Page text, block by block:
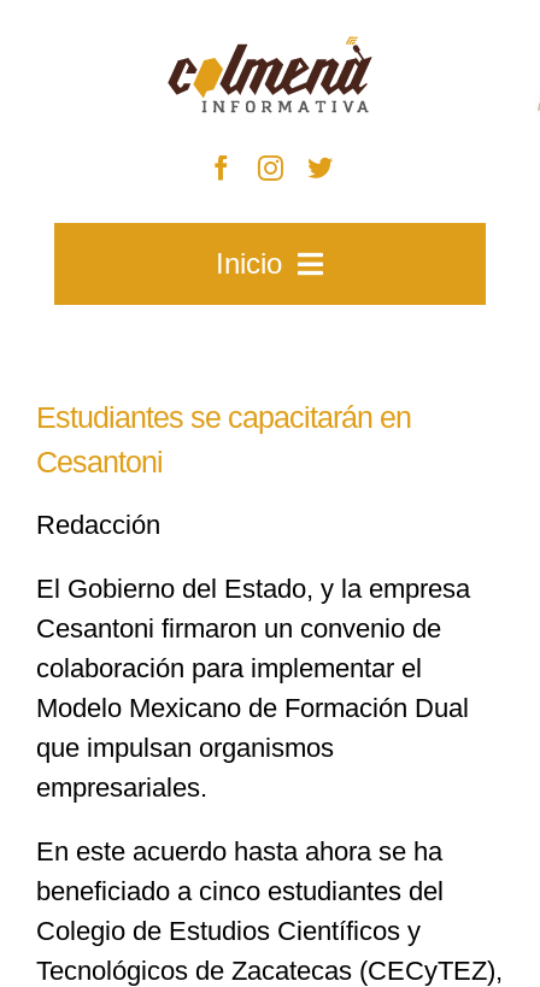
Inicio
Especiales
Nacional
Cultura
Nosotros
Estudiantes se capacitarán en
Cesantoni
Redacción
El Gobierno del Estado, y la empresa
Cesantoni firmaron un convenio de
colaboración para implementar el
Modelo Mexicano de Formación Dual
que impulsan organismos
empresariales.
En este acuerdo hasta ahora se ha
beneficiado a cinco estudiantes del
Colegio de Estudios Científicos y
Tecnológicos de Zacatecas (CECyTEZ),